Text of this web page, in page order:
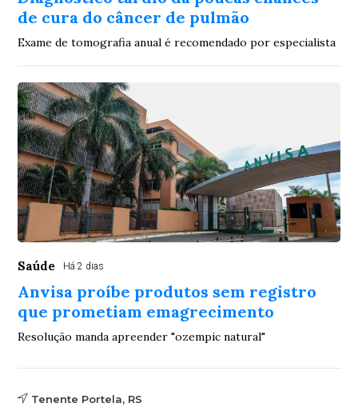
de cura do câncer de pulmão
Exame de tomografia anual é recomendado por especialista
Saúde Há 2 dias
Anvisa proíbe produtos sem registro
que prometiam emagrecimento
Resolução manda apreender "ozempic natural"
Tenente Portela, RS